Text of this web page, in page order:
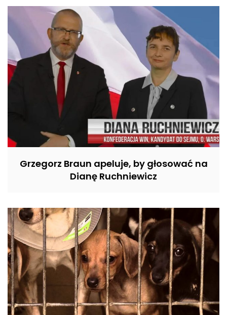
Grzegorz Braun apeluje, by głosować na
Dianę Ruchniewicz